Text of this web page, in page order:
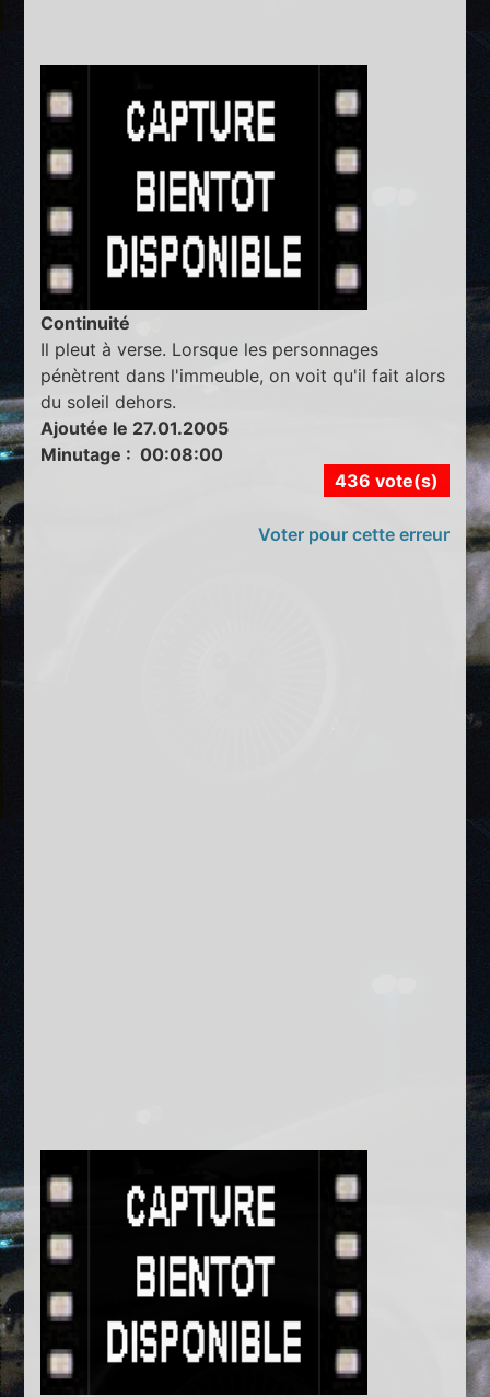
Continuité
Il pleut à verse. Lorsque les personnages
pénètrent dans l'immeuble, on voit qu'il fait alors
du soleil dehors.
Ajoutée le 27.01.2005
Minutage : 00:08:00
436 vote(s)
Voter pour cette erreur